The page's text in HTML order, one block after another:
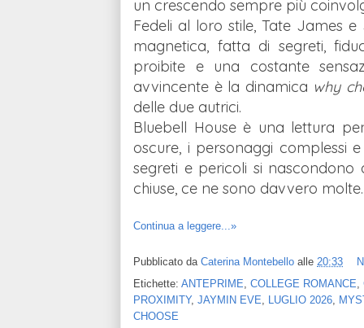
un crescendo sempre più
Fedeli al loro stile, Tate James
magnetica, fatta di segreti,
proibite e una costante
avvincente è la dinamica why
delle due autrici.
Bluebell House è una lettura
oscure, i personaggi complessi
segreti e pericoli si
chiuse, ce ne sono davvero
Continua a leggere...»
Pubblicato da Caterina Montebello alle 20:33
Etichette: ANTEPRIME COLLEGE ROMANCE
PROXIMITY, JAYMIN EVE LUGLIO 2026
CHOOSE